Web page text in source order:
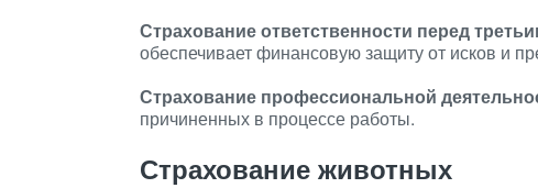
Страхование ответственности перед
обеспечивает финансовую защиту от исков и
Страхование профессиональной
причиненных в процессе работы.
Страхование животных